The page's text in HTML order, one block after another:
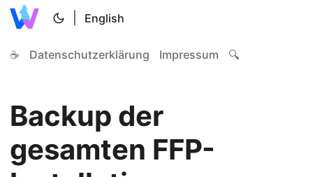
English
☕ Datenschutzerklärung Impressum 🔍
Backup der
gesamten FFP-